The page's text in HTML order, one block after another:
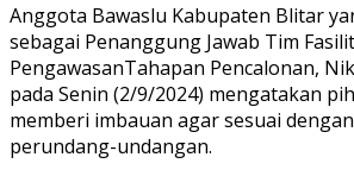
Anggota Bawaslu Kabupaten Blitar
sebagai Penanggung Jawab Tim
PengawasanTahapan Pencalonan,
pada Senin (2/9/2024) mengatakan
memberi imbauan agar sesuai
perundang-undangan.